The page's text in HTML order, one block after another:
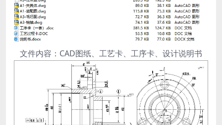
文件内容：CAD图纸、工艺卡、工序卡、设计说明书